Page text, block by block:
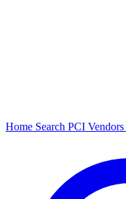
Home Search PCI Vendors